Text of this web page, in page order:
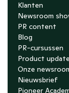
Klanten
Newsroom
PR content
Blog
PR-cursussen
Product
Onze
Nieuwsbrief
Pioneer